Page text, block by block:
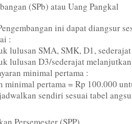
(SPb) atau Uang Pangkal
ini dapat diangsur
:
lulusan SMA, SMK, D1,
lulusan D3/sederajat melanjutkan
minimal pertama :
minimal pertama = Rp 100.000
sendiri sesuai tabel